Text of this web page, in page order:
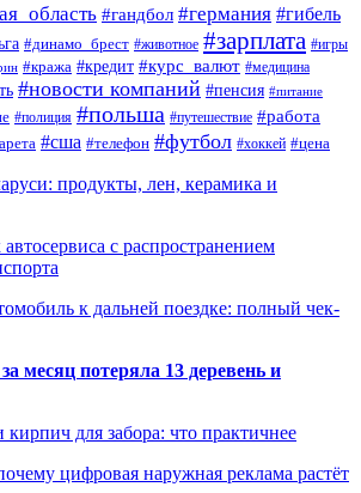
#гандбол #германия #гибель
#динамо_брест #животное #зарплата #игры
#кража #кредит #курс_валют #медицина
#новости компаний #пенсия #питание
#полиция #польша #путешествие #работа
#сша #телефон #футбол #хоккей #цена
продукты, лен, керамика и
с распространением
к дальней поездке: полный чек-
месяц потеряла 13 деревень и
для забора: что практичнее
цифровая наружная реклама растёт